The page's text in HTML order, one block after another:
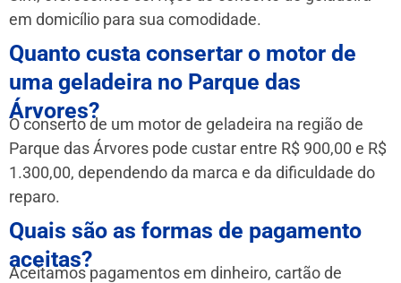
em domicílio para sua comodidade.
Quanto custa consertar o motor de
uma geladeira no Parque das
Árvores?
O conserto de um motor de geladeira na região de
Parque das Árvores pode custar entre R$ 900,00 e R$
1.300,00, dependendo da marca e da dificuldade do
reparo.
Quais são as formas de pagamento
aceitas?
Aceitamos pagamentos em dinheiro, cartão de